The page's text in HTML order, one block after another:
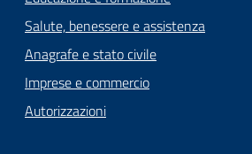
Salute, benessere e assistenza
Anagrafe e stato civile
Imprese e commercio
Autorizzazioni